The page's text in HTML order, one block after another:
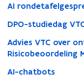
AI
DPO-studiedag
Advies VTC over
Risicobeoordeling
AI-chatbots